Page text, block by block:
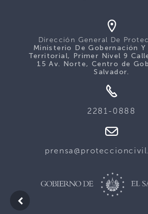
Dirección General De
Ministerio De Gobernación
Territorial, Primer Nivel 9
15 Av. Norte, Centro de
Salvador.
2281-0888